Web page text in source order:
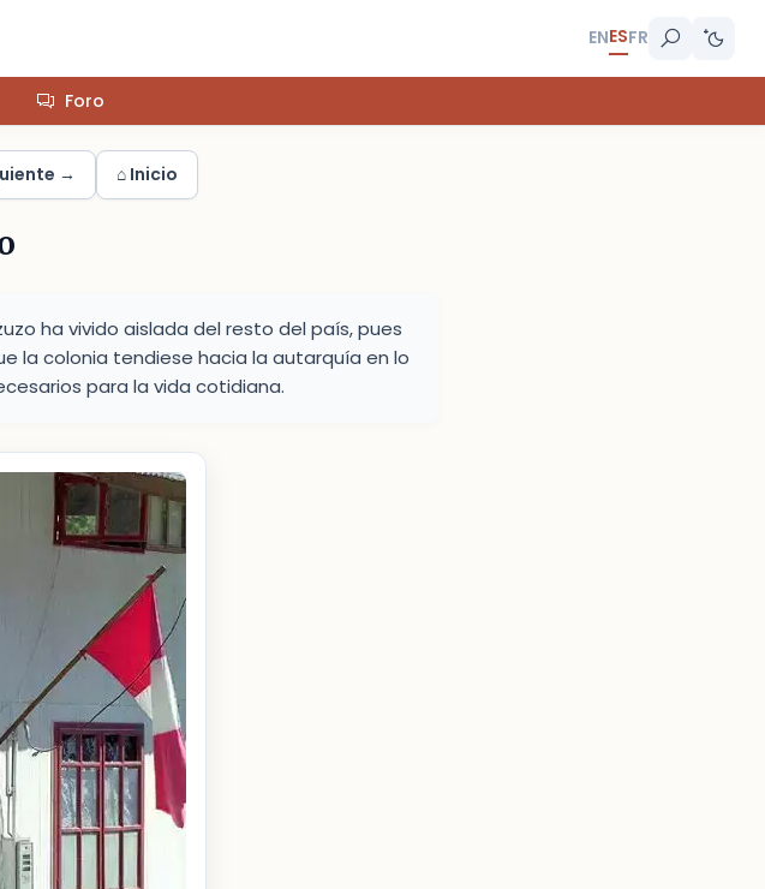
ENESFR
Foro
→ ⌂ Inicio
ha vivido aislada del resto del país, pues
la colonia tendiese hacia la autarquía en lo
para la vida cotidiana.